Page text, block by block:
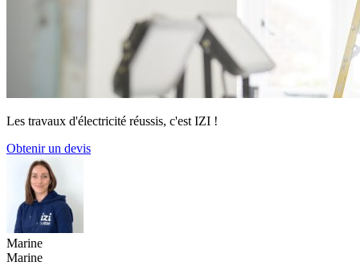
Les travaux d'électricité réussis, c'est IZI !
Obtenir un devis
Marine
Marine